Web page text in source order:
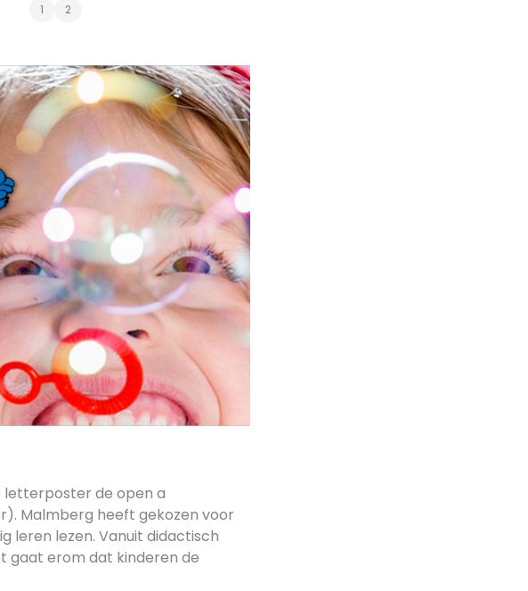
1 2
letterposter de open a
Malmberg heeft gekozen voor
leren lezen. Vanuit didactisch
gaat erom dat kinderen de